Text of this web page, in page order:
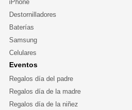
iPhone
Destornilladores
Baterías
Samsung
Celulares
Eventos
Regalos día del padre
Regalos día de la madre
Regalos día de la niñez